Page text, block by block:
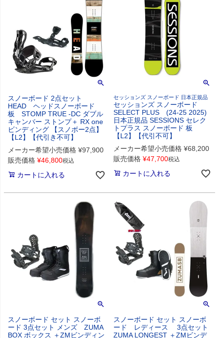
スノーボード 2点セット
HEAD ヘッドスノーボード
板 STOMP TRUE -DC ダブル
キャンバー ストンプ＋ RX one
ビンディング 【スノボー2点】
【L2】【代引き不可】
メーカー希望小売価格 ¥97,900
販売価格 ¥46,800税込
カートに入れる
セッションズ スノーボード 日本正規品
セッションズ スノーボード
SELECT PLUS (24-25 2025)
日本正規品 SESSIONS セレク
トプラス スノーボード 板
【L2】【代引不可】
メーカー希望小売価格 ¥68,200
販売価格 ¥47,700税込
カートに入れる
スノーボード セット スノーボ
ード 3点セット メンズ ZUMA
BOX ボックス ＋ZMビンディン
スノーボード セット スノーボ
ード レディース 3点セット
ZUMA LONGEST ＋ZMビンデ